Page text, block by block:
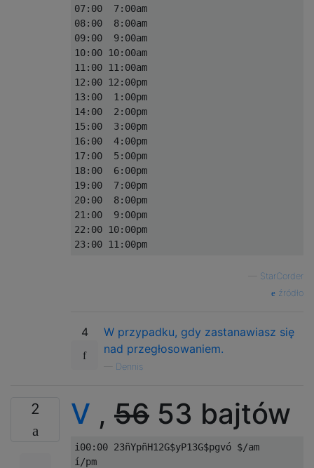
07:00  7:00am
08:00  8:00am
09:00  9:00am
10:00 10:00am
11:00 11:00am
12:00 12:00pm
13:00  1:00pm
14:00  2:00pm
15:00  3:00pm
16:00  4:00pm
17:00  5:00pm
18:00  6:00pm
19:00  7:00pm
20:00  8:00pm
21:00  9:00pm
22:00 10:00pm
StarCorder
źródło
4
W przypadku, gdy zastanawiasz się
nad przegłosowaniem.
Dennis
2 V , 56 53 bajtów
i00:00 23ñYpñH12G$yP13G$pgvó $/am
í/pm